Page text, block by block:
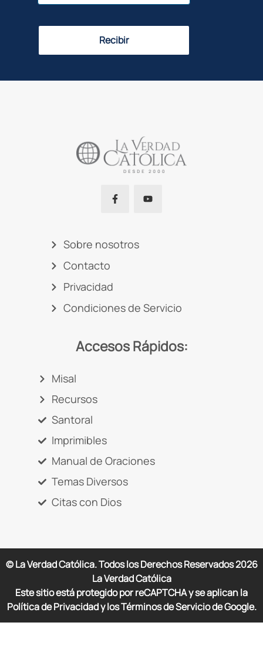
Recibir
Sobre nosotros
Contacto
Privacidad
Condiciones de Servicio
Accesos Rápidos:
Misal
Recursos
Santoral
Imprimibles
Manual de Oraciones
Temas Diversos
Citas con Dios
© La Verdad Católica. Todos los Derechos Reservados2026
La Verdad Católica
Este sitio está protegido por reCAPTCHA y se aplican la
Política de Privacidad y los Términos de Servicio de Google.